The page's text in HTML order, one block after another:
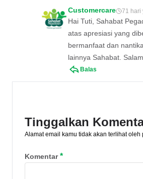
Customercare 71 hari
Hai Tuti, Sahabat
atas apresiasi yang
bermanfaat dan
lainnya Sahabat.
Balas
Tinggalkan
Alamat email kamu tidak akan terlihat
Komentar*